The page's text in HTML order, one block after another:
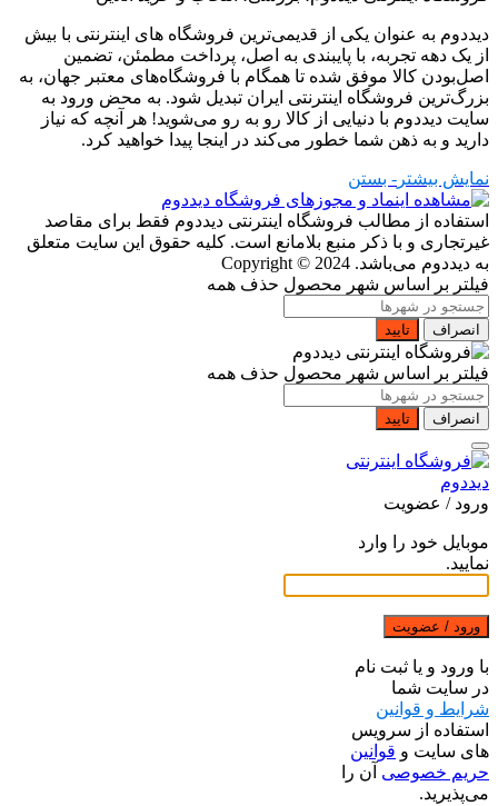
دیددوم به عنوان یکی از قدیمی‌ترین فروشگاه های اینترنتی با بیش
از یک دهه تجربه، با پایبندی به اصل، پرداخت مطمئن، تضمین
اصل‌بودن کالا موفق شده تا همگام با فروشگاه‌های معتبر جهان، به
بزرگ‌ترین فروشگاه اینترنتی ایران تبدیل شود. به محض ورود به
سایت دیددوم با دنیایی از کالا رو به رو می‌شوید! هر آنچه که نیاز
دارید و به ذهن شما خطور می‌کند در اینجا پیدا خواهید کرد.
نمایش بیشتر - بستن
استفاده از مطالب فروشگاه اینترنتی دیددوم فقط برای مقاصد
غیرتجاری و با ذکر منبع بلامانع است. کلیه حقوق این سایت متعلق
به دیددوم می‌باشد. Copyright © 2024
فیلتر بر اساس شهر محصول حذف همه
انصراف تایید
فیلتر بر اساس شهر محصول حذف همه
انصراف تایید
ورود / عضویت
موبایل خود را وارد
نمایید.
ورود / عضویت
با ورود و یا ثبت نام
در سایت شما
شرایط و قوانین
استفاده از سرویس
های سایت و قوانین
حریم خصوصی آن را
می‌پذیرید.